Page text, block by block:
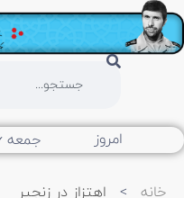
امروز جمعه ۱۶ مرداد ۱۴۰۵
خانه > اهتزاز در زنجیر